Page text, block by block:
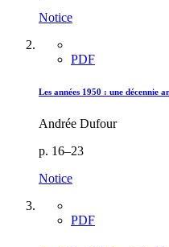
Notice
PDF
Les années 1950 : une décennie
Andrée Dufour
p. 16–23
Notice
PDF